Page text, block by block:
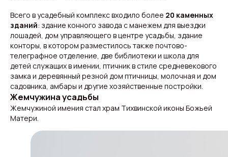
Всего в усадебный комплекс входило более 20 каменных
зданий: здание конного завода с манежем для выездки
лошадей, дом управляющего в центре усадьбы, здание
конторы, в котором разместилось также почтово-
телеграфное отделение, две библиотеки и школа для
детей служащих в имении, птичник в стиле средневекового
замка и деревянный резной дом птичницы, молочная и дом
садовника, амбары и другие хозяйственные постройки.
Жемчужина усадьбы
Жемчужиной имения стал храм Тихвинской иконы Божьей
Матери.